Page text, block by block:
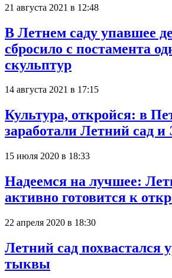
21 августа 2021 в 12:48
В Летнем саду упавшее
сбросило с постамента
скульптур
14 августа 2021 в 17:15
Культура, откройся: в
заработали Летний сад
15 июля 2020 в 18:33
Надеемся на лучшее:
активно готовится к
22 апреля 2020 в 18:30
Летний сад похвастался
тыквы